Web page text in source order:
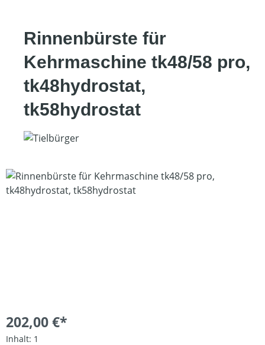
Rinnenbürste für
Kehrmaschine tk48/58 pro,
tk48hydrostat,
tk58hydrostat
Bildergalerie überspringen
202,00 €*
Inhalt: 1